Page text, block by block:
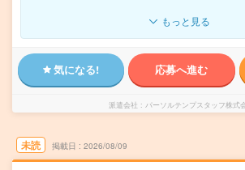
もっと見る
気になる! 応募へ進む
派遣会社 パーソルテンプスタッフ株式
未読 掲載日 2026/08/09